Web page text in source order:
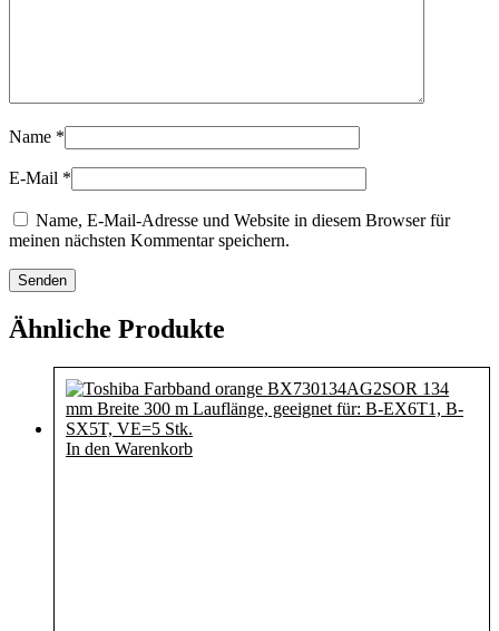
Name *
E-Mail *
Name, E-Mail-Adresse und Website in diesem Browser für
meinen nächsten Kommentar speichern.
Ähnliche Produkte
In den Warenkorb